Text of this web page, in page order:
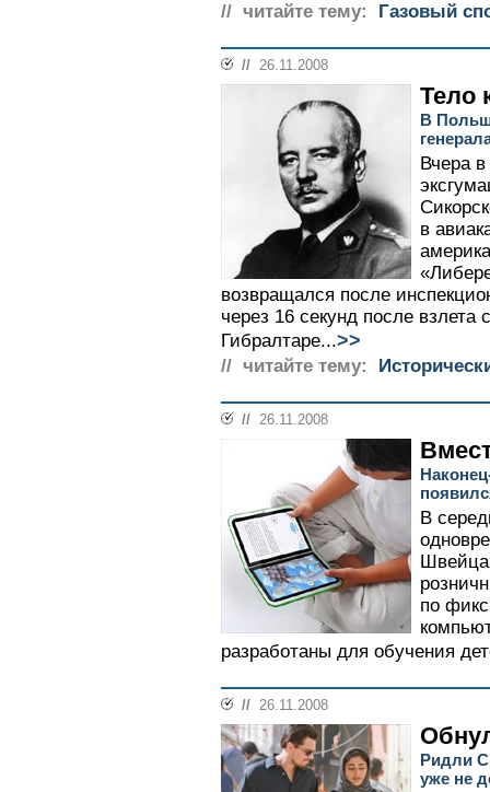
// читайте тему: Газовый
// 26.11.2008
Тело
В
Вчера
в
возвращался после
через 16 секунд после взлета
Гибралтаре...>>
// читайте тему:
// 26.11.2008
В
по
разработаны для обучения
// 26.11.2008
Ридли
уже не